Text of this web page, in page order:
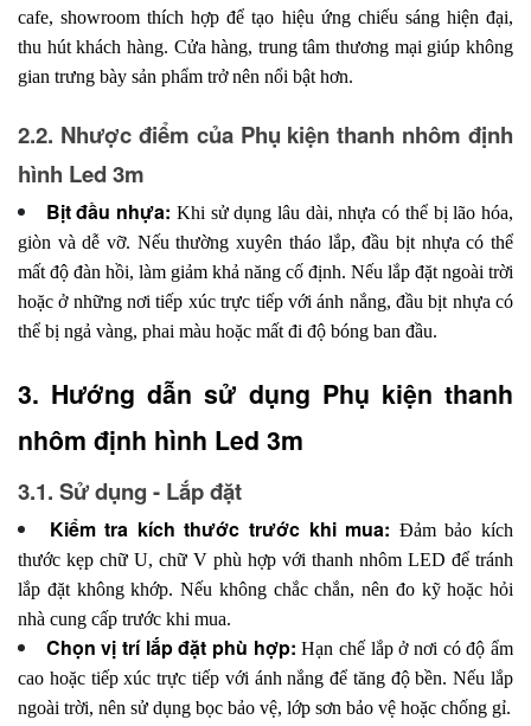
cafe, showroom thích hợp để tạo hiệu ứng chiếu sáng hiện đại,
thu hút khách hàng. Cửa hàng, trung tâm thương mại giúp không
gian trưng bày sản phẩm trở nên nổi bật hơn.
2.2. Nhược điểm của Phụ kiện thanh nhôm định
hình Led 3m
Bịt đầu nhựa: Khi sử dụng lâu dài, nhựa có thể bị lão hóa,
giòn và dễ vỡ. Nếu thường xuyên tháo lắp, đầu bịt nhựa có thể
mất độ đàn hồi, làm giảm khả năng cố định. Nếu lắp đặt ngoài trời
hoặc ở những nơi tiếp xúc trực tiếp với ánh nắng, đầu bịt nhựa có
thể bị ngả vàng, phai màu hoặc mất đi độ bóng ban đầu.
3. Hướng dẫn sử dụng Phụ kiện thanh
nhôm định hình Led 3m
3.1. Sử dụng - Lắp đặt
Kiểm tra kích thước trước khi mua: Đảm bảo kích
thước kẹp chữ U, chữ V phù hợp với thanh nhôm LED để tránh
lắp đặt không khớp. Nếu không chắc chắn, nên đo kỹ hoặc hỏi
nhà cung cấp trước khi mua.
Chọn vị trí lắp đặt phù hợp: Hạn chế lắp ở nơi có độ ẩm
cao hoặc tiếp xúc trực tiếp với ánh nắng để tăng độ bền. Nếu lắp
ngoài trời, nên sử dụng bọc bảo vệ, lớp sơn bảo vệ hoặc chống gỉ.